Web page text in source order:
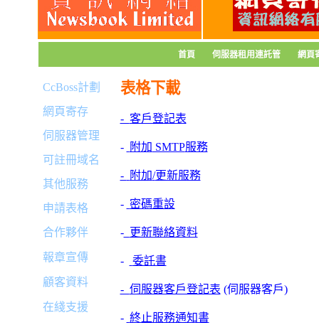
首頁 伺服器租用連託管 網頁
CcBoss計劃
網頁寄存
伺服器管理
可註冊域名
其他服務
申請表格
合作夥伴
報章宣傳
顧客資料
在綫支援
表格下載
- 客戶登記表
- 附加 SMTP服務
- 附加/更新服務
- 密碼重設
- 更新聯絡資料
- 委託書
- 伺服器客戶登記表 (伺服器客戶)
- 終止服務通知書